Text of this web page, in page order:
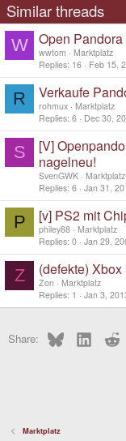
Similar threads
W Open
wwtom
Marktplatz
Replies 16 Feb 15,
R Verkaufe
rohmux
Marktplatz
Replies 6 Dec 30,
S
[V]
nagelneu!
SvenGWK
Marktplatz
Replies 6 Jan 31,
P [v] PS2 mit
philey88
Marktplatz
Replies 0 Jan 29,
Z (defekte)
Zon
Marktplatz
Replies 1 Jan 3,
Share: BlueskyLinkedIn
Marktplatz